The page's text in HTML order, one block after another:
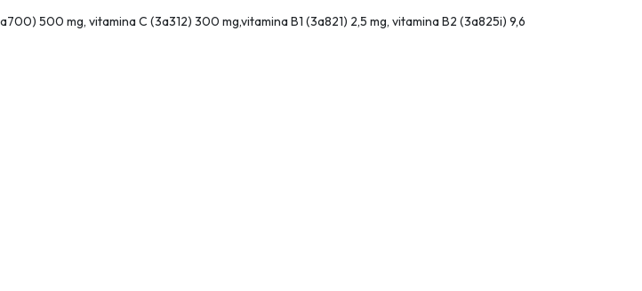
500 mg, vitamina C (3a312) 300 mg,vitamina B1 (3a821) 2,5 mg, vitamina B2 (3a825i) 9,6